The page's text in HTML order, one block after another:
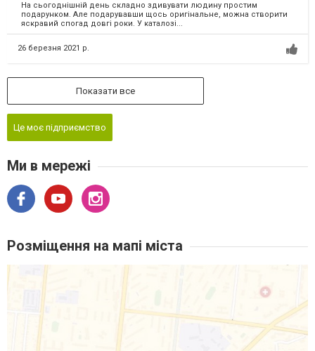
На сьогоднішній день складно здивувати людину простим
подарунком. Але подарувавши щось оригінальне, можна створити
яскравий спогад довгі роки. У каталозі...
26 березня 2021 р.
Показати все
Це моє підприємство
Ми в мережі
Розміщення на мапі міста